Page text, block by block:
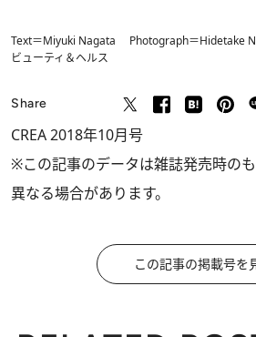
Text＝Miyuki Nagata Photograph＝Hidetake
ビューティ＆ヘルス
Share
CREA 2018年10月号
※この記事のデータは雑誌発売時の
異なる場合があります。
この記事の掲載号を